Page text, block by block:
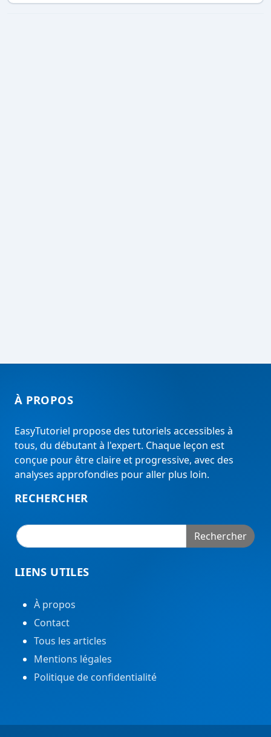
À PROPOS
EasyTutoriel propose des tutoriels accessibles à
tous, du débutant à l'expert. Chaque leçon est
conçue pour être claire et progressive, avec des
analyses approfondies pour aller plus loin.
RECHERCHER
Rechercher
LIENS UTILES
À propos
Contact
Tous les articles
Mentions légales
Politique de confidentialité